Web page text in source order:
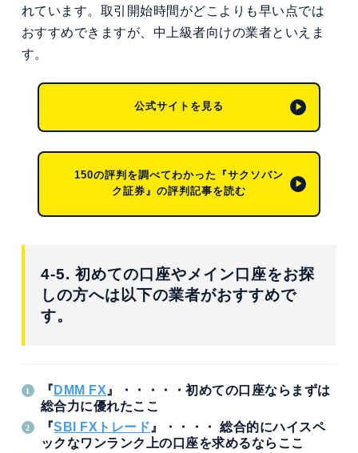
れています。取引開始時間がどこよりも早い点では
おすすめできますが、中上級者向けの業者といえま
す。
公式サイトを見る
150の評判を調べてわかった『サクソバン
ク証券』の評判記事を読む
4-5. 初めての口座やメイン口座をお探
しの方へは以下の業者がおすすめで
す。
『 DMM FX 』・・・・・初めての口座ならまずは
総合力に優れたここ
『SBI FXトレード 』・・・・
総合的にハイスペ
ックなワンランク上の口座を求めるならここ